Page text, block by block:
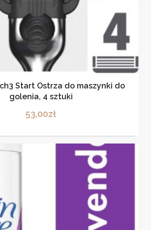
Start Ostrza do maszynki do
golenia, 4 sztuki
53,00zł